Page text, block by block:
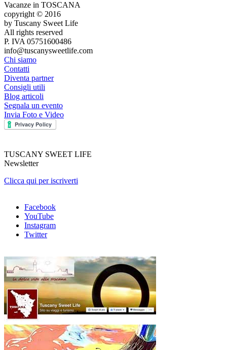
Vacanze in TOSCANA
copyright © 2016
by Tuscany Sweet Life
All rights reserved
P. IVA 05751600486
info@tuscanysweetlife.com
Chi siamo
Contatti
Diventa partner
Consigli utili
Blog articoli
Segnala un evento
Invia Foto e Video
TUSCANY SWEET LIFE
Newsletter
Clicca qui per iscriverti
Facebook
YouTube
Instagram
Twitter